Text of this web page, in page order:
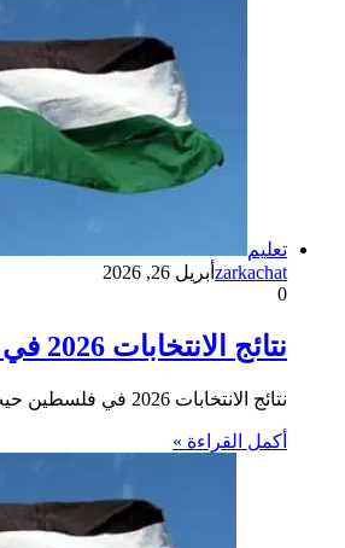
تعليم
zarkachat أبريل 26, 2026
0
نتائج الانتخابات 2026 في الضفة الغربية ودير البلح في غزة
نتائج الانتخابات 2026 في فلسطين حيث تم عقد الانتخابات بالتزامن بين الضفة الغربية ودير البلح بقطاع غزة، يحمل رسالة سياسية…
أكمل القراءة »